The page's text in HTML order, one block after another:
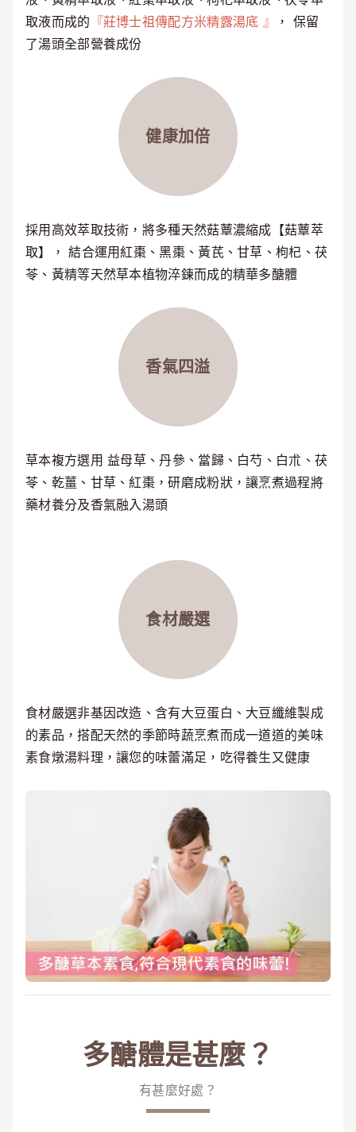
取液而成的 『莊博士祖傳配方米精露湯底 』
， 保留
了湯頭全部營養成份
健康加倍
採用高效萃取技術，將多種天然菇蕈濃縮成【菇蕈萃
取】， 結合運用紅棗、黑棗、黃芪、甘草、枸杞、茯
苓、黃精等天然草本植物淬鍊而成的精華多醣體
香氣四溢
草本複方選用 益母草、丹參、當歸、白芍、白朮、茯
苓、乾薑、甘草、紅棗，研磨成粉狀，讓烹煮過程將
藥材養分及香氣融入湯頭
食材嚴選
食材嚴選非基因改造、含有大豆蛋白、大豆纖維製成
的素品，搭配天然的季節時蔬烹煮而成一道道的美味
素食燉湯料理，讓您的味蕾滿足，吃得養生又健康
多醣體是甚麼？
有甚麼好處？